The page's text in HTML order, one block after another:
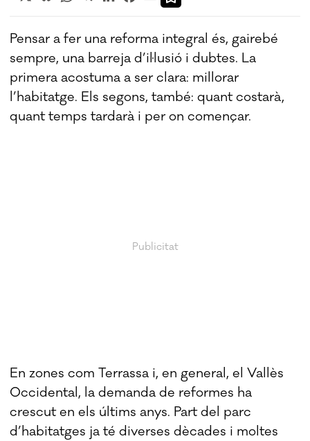
Pensar a fer una reforma integral és, gairebé
sempre, una barreja d’il·lusió i dubtes. La
primera acostuma a ser clara: millorar
l’habitatge. Els segons, també: quant costarà,
quant temps tardarà i per on començar.
En zones com Terrassa i, en general, el Vallès
Occidental, la demanda de reformes ha
crescut en els últims anys. Part del parc
d’habitatges ja té diverses dècades i moltes